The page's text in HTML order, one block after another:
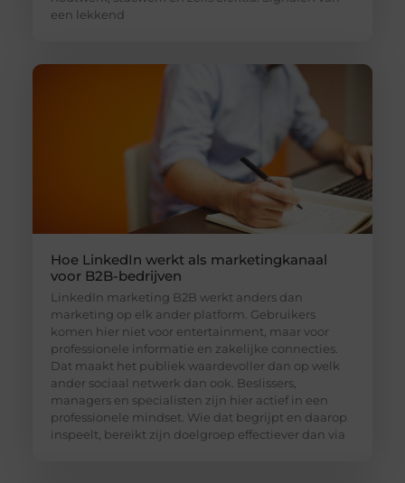
een lekkend
Hoe LinkedIn werkt als marketingkanaal
voor B2B-bedrijven
LinkedIn marketing B2B werkt anders dan
marketing op elk ander platform. Gebruikers
komen hier niet voor entertainment, maar voor
professionele informatie en zakelijke connecties.
Dat maakt het publiek waardevoller dan op welk
ander sociaal netwerk dan ook. Beslissers,
managers en specialisten zijn hier actief in een
professionele mindset. Wie dat begrijpt en daarop
inspeelt, bereikt zijn doelgroep effectiever dan via